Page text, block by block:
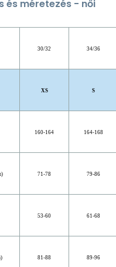
és méretezés - női
30/32 34/36
XS S
160-164 164-168
71-78 79-86
53-60 61-68
81-88 89-96